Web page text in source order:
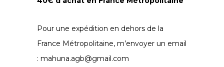
Pour une expédition en dehors de la
France Métropolitaine, m’envoyer un email
: mahuna.agb@gmail.com